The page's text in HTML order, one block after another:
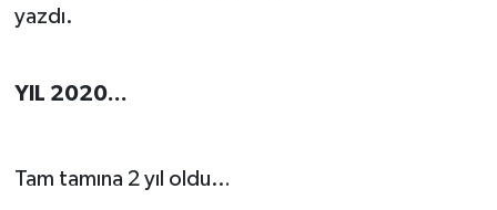
yazdı.
YIL 2020...
Tam tamına 2 yıl oldu…
BÖLGE
KEŞFET